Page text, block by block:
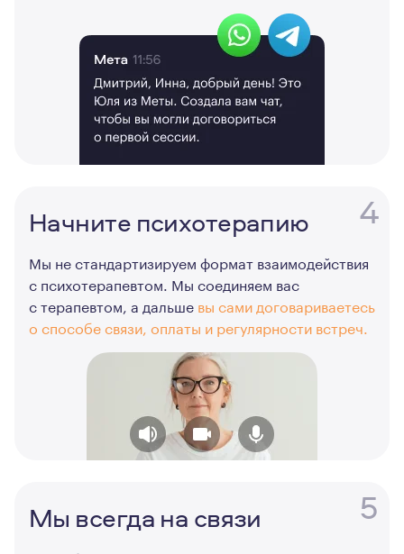
4
Начните психотерапию
Мы не стандартизируем формат взаимодействия
с психотерапевтом. Мы соединяем вас
с терапевтом, а дальше вы сами договариваетесь
о способе связи, оплаты и регулярности встреч.
5
Мы всегда на связи